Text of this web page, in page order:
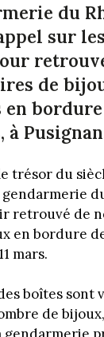
du
sur
de
à
le trésor du
gendarmerie
retrouvé de
en bordure
mars.
boîtes sont
de